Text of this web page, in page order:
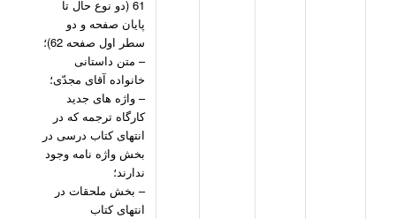
61 (دو نوع حال تا
پایان صفحه و دو
سطر اول صفحه 62)؛
– متن داستانی
خانواده آقای مجدّی؛
– واژه های جدید
کارگاه ترجمه که در
انتهای کتاب درسی در
بخش واژه نامه وجود
ندارند؛
– بخش ملحقات در
انتهای کتاب